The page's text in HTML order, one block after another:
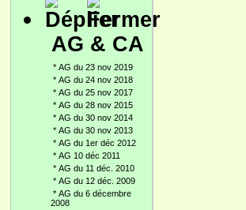
AG & CA
* AG du 23 nov 2019
* AG du 24 nov 2018
* AG du 25 nov 2017
* AG du 28 nov 2015
* AG du 30 nov 2014
* AG du 30 nov 2013
* AG du 1er déc 2012
* AG 10 déc 2011
* AG du 11 déc. 2010
* AG du 12 déc. 2009
* AG du 6 décembre
2008